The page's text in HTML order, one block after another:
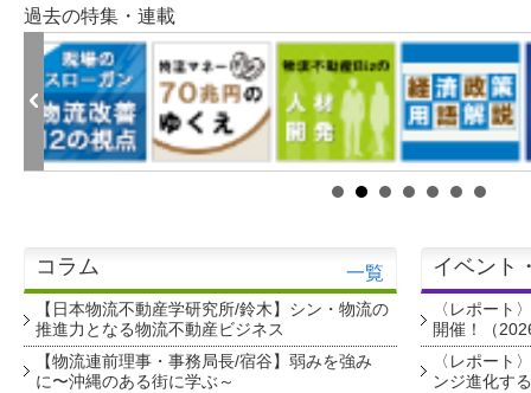
過去の特集・連載
コラム 一覧
【日本物流不動産学研究所/鈴木】シン・物流の
推進力となる物流不動産ビジネス
【物流連前理事・事務局長/宿谷】弱みを強み
に〜沖縄のある街に学ぶ～
イベント
〈レポート
開催！（
〈レポート
ンジ進化す